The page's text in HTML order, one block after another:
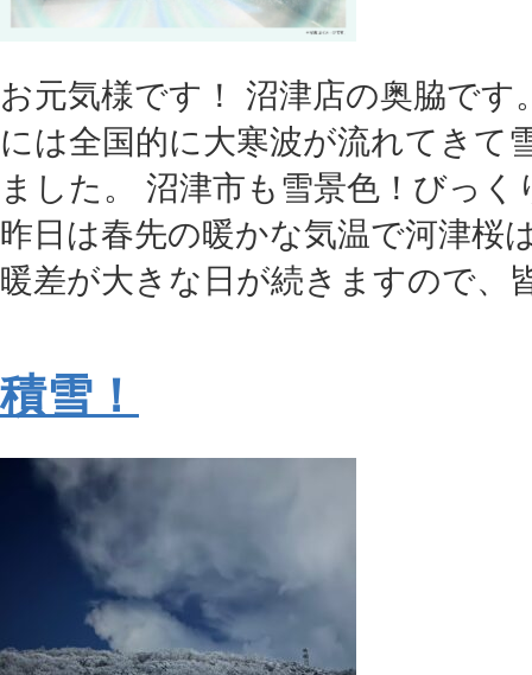
お元気様です！ 沼津店の奥脇です
には全国的に大寒波が流れてきて
ました。 沼津市も雪景色！びっく
昨日は春先の暖かな気温で河津桜
暖差が大きな日が続きますので、
積雪！